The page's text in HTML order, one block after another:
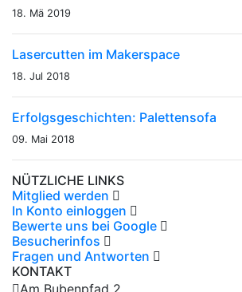
18. Mä 2019
Lasercutten im Makerspace
18. Jul 2018
Erfolgsgeschichten: Palettensofa
09. Mai 2018
NÜTZLICHE LINKS
Mitglied werden
In Konto einloggen
Bewerte uns bei Google
Besucherinfos
Fragen und Antworten
KONTAKT
Am Bubenpfad 2,